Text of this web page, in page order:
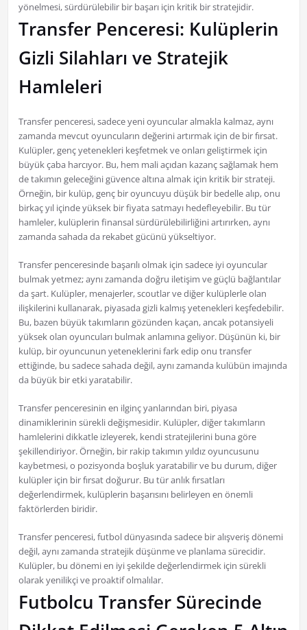
yönelmesi, sürdürülebilir bir başarı için kritik bir stratejidir.
Transfer Penceresi: Kulüplerin
Gizli Silahları ve Stratejik
Hamleleri
Transfer penceresi, sadece yeni oyuncular almakla kalmaz, aynı
zamanda mevcut oyuncuların değerini artırmak için de bir fırsat.
Kulüpler, genç yetenekleri keşfetmek ve onları geliştirmek için
büyük çaba harcıyor. Bu, hem mali açıdan kazanç sağlamak hem
de takımın geleceğini güvence altına almak için kritik bir strateji.
Örneğin, bir kulüp, genç bir oyuncuyu düşük bir bedelle alıp, onu
birkaç yıl içinde yüksek bir fiyata satmayı hedefleyebilir. Bu tür
hamleler, kulüplerin finansal sürdürülebilirliğini artırırken, aynı
zamanda sahada da rekabet gücünü yükseltiyor.
Transfer penceresinde başarılı olmak için sadece iyi oyuncular
bulmak yetmez; aynı zamanda doğru iletişim ve güçlü bağlantılar
da şart. Kulüpler, menajerler, scoutlar ve diğer kulüplerle olan
ilişkilerini kullanarak, piyasada gizli kalmış yetenekleri keşfedebilir.
Bu, bazen büyük takımların gözünden kaçan, ancak potansiyeli
yüksek olan oyuncuları bulmak anlamına geliyor. Düşünün ki, bir
kulüp, bir oyuncunun yeteneklerini fark edip onu transfer
ettiğinde, bu sadece sahada değil, aynı zamanda kulübün imajında
da büyük bir etki yaratabilir.
Transfer penceresinin en ilginç yanlarından biri, piyasa
dinamiklerinin sürekli değişmesidir. Kulüpler, diğer takımların
hamlelerini dikkatle izleyerek, kendi stratejilerini buna göre
şekillendiriyor. Örneğin, bir rakip takımın yıldız oyuncusunu
kaybetmesi, o pozisyonda boşluk yaratabilir ve bu durum, diğer
kulüpler için bir fırsat doğurur. Bu tür anlık fırsatları
değerlendirmek, kulüplerin başarısını belirleyen en önemli
faktörlerden biridir.
Transfer penceresi, futbol dünyasında sadece bir alışveriş dönemi
değil, aynı zamanda stratejik düşünme ve planlama sürecidir.
Kulüpler, bu dönemi en iyi şekilde değerlendirmek için sürekli
olarak yenilikçi ve proaktif olmalılar.
Futbolcu Transfer Sürecinde